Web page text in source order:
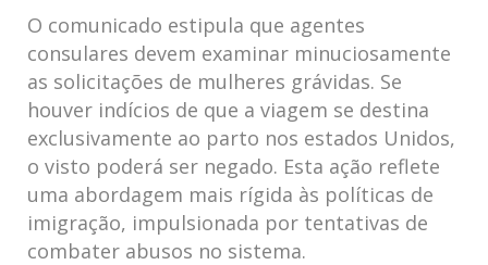
O comunicado estipula que agentes⁢
consulares​ devem examinar ⁢minuciosamente
as solicitações de mulheres grávidas. Se
houver indícios de que a ‌viagem se destina⁤
exclusivamente ao‌ parto nos ⁣estados⁢ Unidos,‍
o‍ visto poderá ser negado. Esta ação‍ reflete
uma abordagem mais rígida às políticas de
imigração, impulsionada por tentativas de
combater abusos no sistema.